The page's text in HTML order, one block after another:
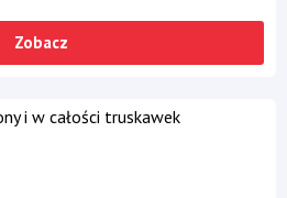
Zobacz